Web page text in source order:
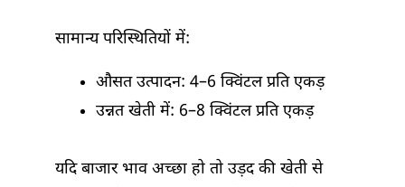
सामान्य परिस्थितियों में:
औसत उत्पादन: 4–6 क्विंटल प्रति एकड़
उन्नत खेती में: 6–8 क्विंटल प्रति एकड़
यदि बाजार भाव अच्छा हो तो उड़द की खेती से